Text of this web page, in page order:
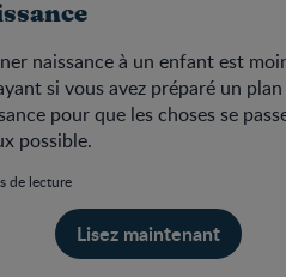
naissance à un enfant est
si vous avez préparé un
pour que les choses se
possible.
de lecture
Lisez maintenant